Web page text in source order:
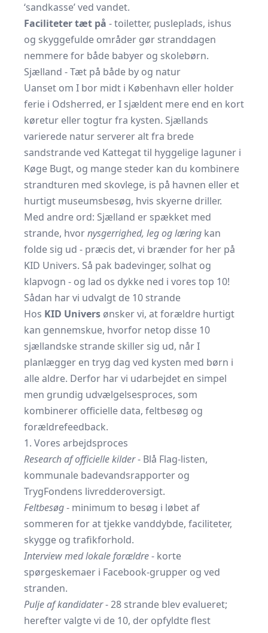
‘sandkasse’ ved vandet.
Faciliteter tæt på - toiletter, pusleplads, ishus
og skyggefulde områder gør stranddagen
nemmere for både babyer og skolebørn.
Sjælland - Tæt på både by og natur
Uanset om I bor midt i København eller holder
ferie i Odsherred, er I sjældent mere end en kort
køretur eller togtur fra kysten. Sjællands
varierede natur serverer alt fra brede
sandstrande ved Kattegat til hyggelige laguner i
Køge Bugt, og mange steder kan du kombinere
strandturen med skovlege, is på havnen eller et
hurtigt museumsbesøg, hvis skyerne driller.
Med andre ord: Sjælland er spækket med
strande, hvornysgerrighed, leg og læring kan
folde sig ud - præcis det, vi brænder for her på
KID Univers. Så pak badevinger, solhat og
klapvogn - og lad os dykke ned i vores top 10!
Sådan har vi udvalgt de 10 strande
Hos KID Univers ønsker vi, at forældre hurtigt
kan gennemskue, hvorfor netop disse 10
sjællandske strande skiller sig ud, når I
planlægger en tryg dag ved kysten med børn i
alle aldre. Derfor har vi udarbejdet en simpel
men grundig udvælgelsesproces, som
kombinerer officielle data, feltbesøg og
forældrefeedback.
1. Vores arbejdsproces
Research af officielle kilder- Blå Flag-listen,
kommunale badevandsrapporter og
TrygFondens livredderoversigt.
Feltbesøg- minimum to besøg i løbet af
sommeren for at tjekke vanddybde, faciliteter,
skygge og trafikforhold.
Interview med lokale forældre- korte
spørgeskemaer i Facebook-grupper og ved
stranden.
Pulje af kandidater- 28 strande blev evalueret;
herefter valgte vi de 10, der opfyldte flest